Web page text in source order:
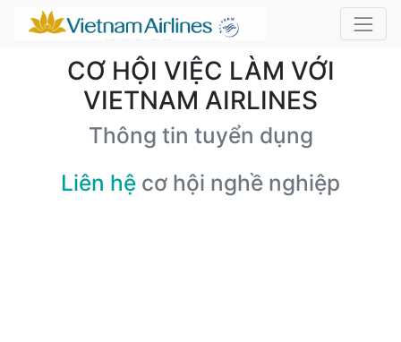
CƠ HỘI VIỆC LÀM VỚI
VIETNAM AIRLINES
Thông tin tuyển dụng
Liên hệ cơ hội nghề nghiệp